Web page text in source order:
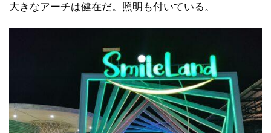
大きなアーチは健在だ。照明も付いている。